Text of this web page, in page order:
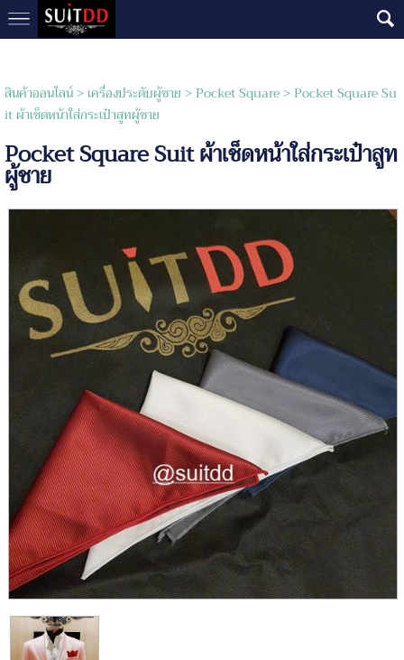
สินค้าออนไลน์>เครื่องประดับผู้ชาย > Pocket Square> Pocket Square Su
it ผ้าเช็ดหน้าใส่กระเป๋าสูทผู้ชาย
Pocket Square Suit ผ้าเช็ดหน้าใส่กระเป๋าสูท
ผู้ชาย